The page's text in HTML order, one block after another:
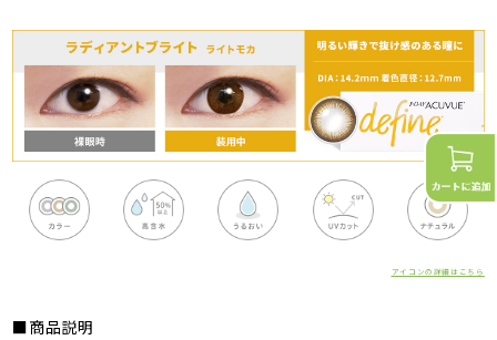
アイコンの詳細はこちら
■商品説明